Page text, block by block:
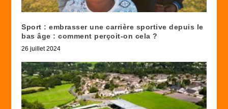
Sport : embrasser une carrière sportive depuis le
bas âge : comment perçoit-on cela ?
26 juillet 2024